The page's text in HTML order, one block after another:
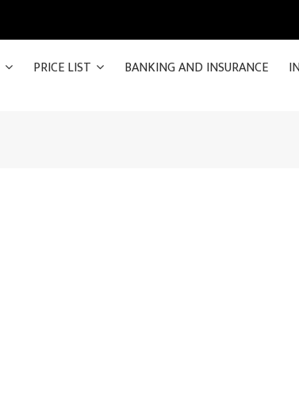
PRICE LIST BANKING AND INSURANCE